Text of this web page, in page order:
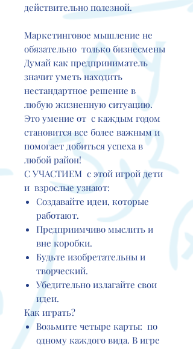
действительно полезной.
Маркетинговое мышление не
обязательно только бизнесмены
Думай как предприниматель
значит уметь находить
нестандартное решение в
любую жизненную ситуацию.
Это умение от с каждым годом
становится все более важным и
помогает добиться успеха в
любой район!
С УЧАСТИЕМ с этой игрой дети
и взрослые узнают:
Создавайте идеи, которые
работают.
Предприимчиво мыслить и
вне коробки.
Будьте изобретательны и
творческий.
Убедительно излагайте свои
идеи.
Как играть?
Возьмите четыре карты: по
одному каждого вида. В игре